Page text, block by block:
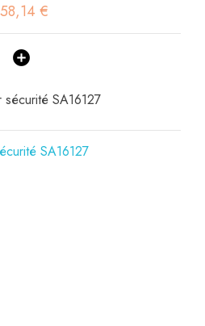
58,14 €
sécurité SA16127